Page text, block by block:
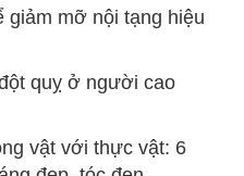
giảm mỡ nội tạng hiệu
quỵ ở người cao
vật với thực vật: 6